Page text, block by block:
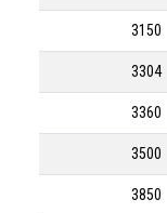
3150
3304
3360
3500
3850